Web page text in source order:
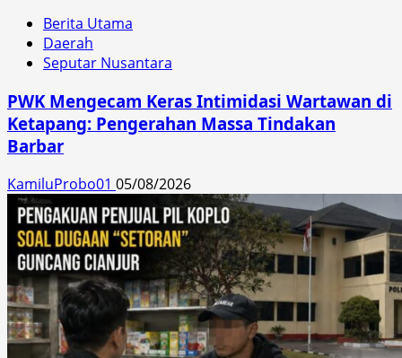
Berita Utama
Daerah
Seputar Nusantara
PWK Mengecam Keras Intimidasi Wartawan di
Ketapang: Pengerahan Massa Tindakan
Barbar
KamiluProbo01 05/08/2026